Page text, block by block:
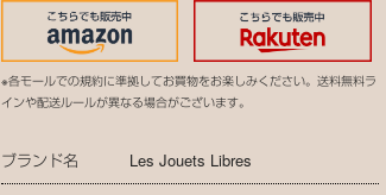
※各モールでの規約に準拠してお買物をお楽しみください。送料無料ラ
インや配送ルールが異なる場合がございます。
ブランド名 Les Jouets Libres